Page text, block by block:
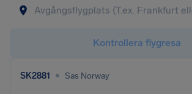
Kontrollera flygresa
SK2881 • Sas Norway